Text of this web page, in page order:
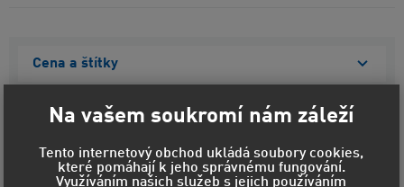
Cena a štítky
Materiál obalu
Zobraziť vybrané
Na vašem soukromí nám záleží
Tento internetový obchod ukládá soubory cookies,
které pomáhají k jeho správnému fungování.
Využíváním našich služeb s jejich používáním